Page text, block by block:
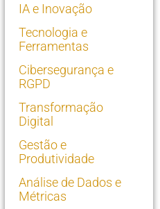
IA e Inovação
Tecnologia e
Ferramentas
Cibersegurança e
RGPD
Transformação
Digital
Gestão e
Produtividade
Análise de Dados e
Métricas